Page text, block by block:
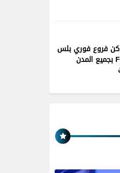
فروع فوري بلس
Fawry Plus بجميع المدن